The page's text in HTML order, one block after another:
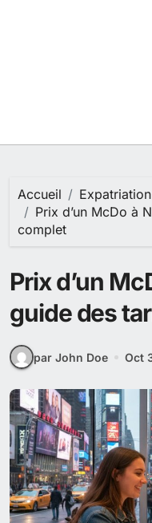
Accueil
Expatriation
Prix d’un McDo à
complet
Prix d’un
guide des
par John Doe Oct